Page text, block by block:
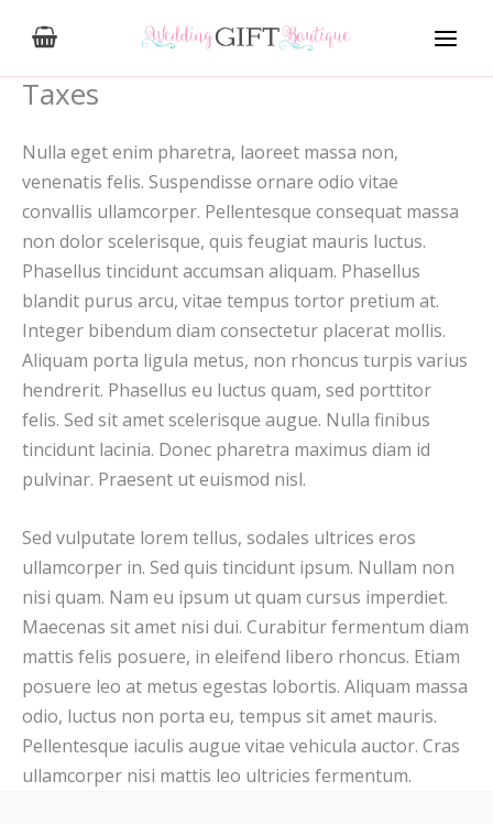
content
Taxes
Nulla eget enim pharetra, laoreet massa non,
venenatis felis. Suspendisse ornare odio vitae
convallis ullamcorper. Pellentesque consequat massa
non dolor scelerisque, quis feugiat mauris luctus.
Phasellus tincidunt accumsan aliquam. Phasellus
blandit purus arcu, vitae tempus tortor pretium at.
Integer bibendum diam consectetur placerat mollis.
Aliquam porta ligula metus, non rhoncus turpis varius
hendrerit. Phasellus eu luctus quam, sed porttitor
felis. Sed sit amet scelerisque augue. Nulla finibus
tincidunt lacinia. Donec pharetra maximus diam id
pulvinar. Praesent ut euismod nisl.
Sed vulputate lorem tellus, sodales ultrices eros
ullamcorper in. Sed quis tincidunt ipsum. Nullam non
nisi quam. Nam eu ipsum ut quam cursus imperdiet.
Maecenas sit amet nisi dui. Curabitur fermentum diam
mattis felis posuere, in eleifend libero rhoncus. Etiam
posuere leo at metus egestas lobortis. Aliquam massa
odio, luctus non porta eu, tempus sit amet mauris.
Pellentesque iaculis augue vitae vehicula auctor. Cras
ullamcorper nisi mattis leo ultricies fermentum.